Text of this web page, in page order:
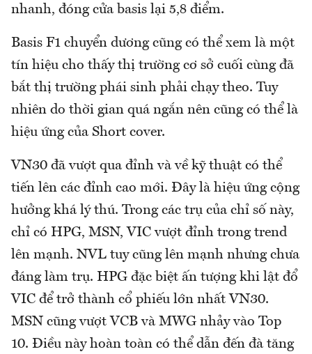
nhanh, đóng cửa basis lại 5,8 điểm.
Basis F1 chuyển dương cũng có thể xem là một
tín hiệu cho thấy thị trường cơ sở cuối cùng đã
bắt thị trường phái sinh phải chạy theo. Tuy
nhiên do thời gian quá ngắn nên cũng có thể là
hiệu ứng của Short cover.
VN30 đã vượt qua đỉnh và về kỹ thuật có thể
tiến lên các đỉnh cao mới. Đây là hiệu ứng cộng
hưởng khá lý thú. Trong các trụ của chỉ số này,
chỉ có HPG, MSN, VIC vượt đỉnh trong trend
lên mạnh. NVL tuy cũng lên mạnh nhưng chưa
đáng làm trụ. HPG đặc biệt ấn tượng khi lật đổ
VIC để trở thành cổ phiếu lớn nhất VN30.
MSN cũng vượt VCB và MWG nhảy vào Top
10. Điều này hoàn toàn có thể dẫn đến đà tăng